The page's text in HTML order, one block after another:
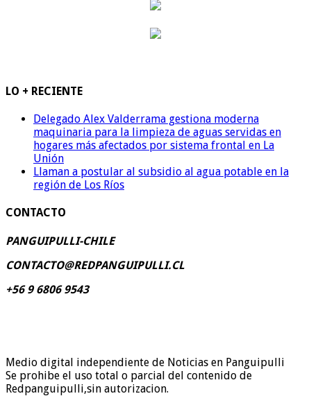
LO + RECIENTE
Delegado Alex Valderrama gestiona moderna
maquinaria para la limpieza de aguas servidas en
hogares más afectados por sistema frontal en La
Unión
Llaman a postular al subsidio al agua potable en la
región de Los Ríos
CONTACTO
PANGUIPULLI-CHILE
CONTACTO@REDPANGUIPULLI.CL
+56 9 6806 9543
Medio digital independiente de Noticias en Panguipulli
Se prohibe el uso total o parcial del contenido de
Redpanguipulli,sin autorizacion.